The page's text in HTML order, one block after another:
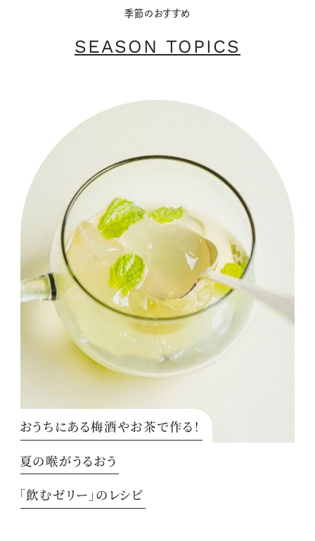
季節のおすすめ
SEASON TOPICS
おうちにある梅酒やお茶で作る！
夏の喉がうるおう
「飲むゼリー」のレシピ